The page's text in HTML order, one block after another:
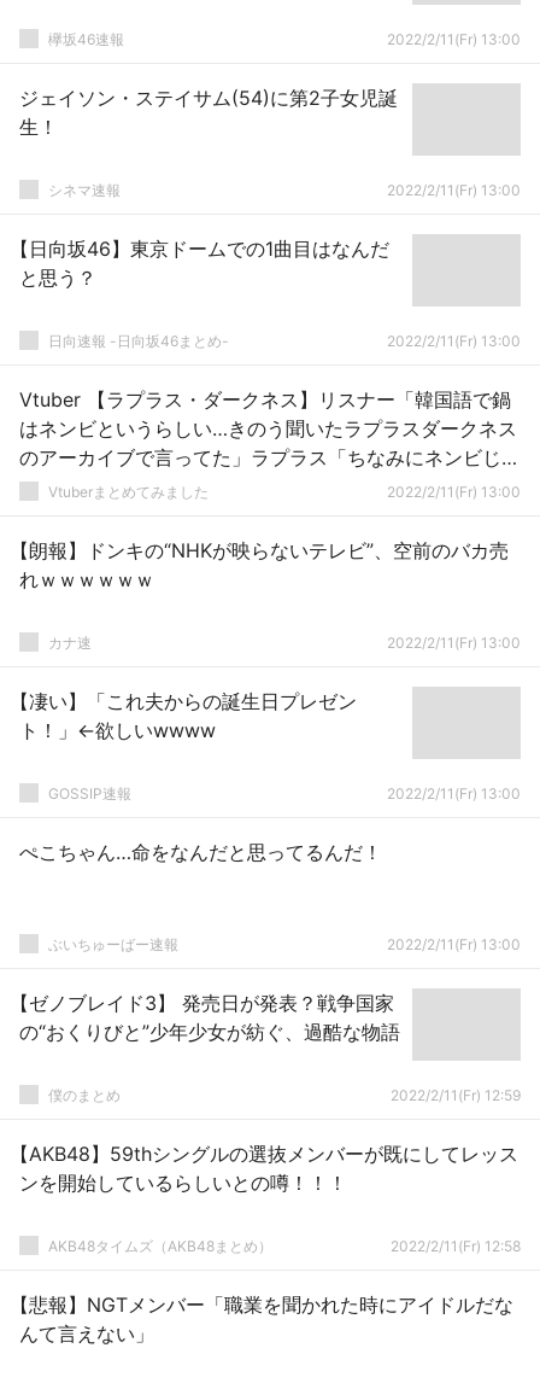
欅坂46速報 2022/2/11(Fr) 13:00
ジェイソン・ステイサム(54)に第2子女児誕
生！
シネマ速報 2022/2/11(Fr) 13:00
【日向坂46】東京ドームでの1曲目はなんだ
と思う？
日向速報 -日向坂46まとめ- 2022/2/11(Fr) 13:00
Vtuber 【ラプラス・ダークネス】リスナー「韓国語で鍋
はネンビというらしい…きのう聞いたラプラスダークネス
のアーカイブで言ってた」ラプラス「ちなみにネンビじゃ
なくて鍋料はチゲな」自ら蒸し返していく上に材料を追加
Vtuberまとめてみました 2022/2/11(Fr) 13:00
【朗報】ドンキの“NHKが映らないテレビ”、空前のバカ売
れｗｗｗｗｗｗ
カナ速 2022/2/11(Fr) 13:00
【凄い】「これ夫からの誕生日プレゼン
ト！」←欲しいwwww
GOSSIP速報 2022/2/11(Fr) 13:00
ぺこちゃん…命をなんだと思ってるんだ！
ぶいちゅーばー速報 2022/2/11(Fr) 13:00
【ゼノブレイド3】 発売日が発表？戦争国家
の“おくりびと”少年少女が紡ぐ、過酷な物語
僕のまとめ 2022/2/11(Fr) 12:59
【AKB48】59thシングルの選抜メンバーが既にしてレッス
ンを開始しているらしいとの噂！！！
AKB48タイムズ（AKB48まとめ） 2022/2/11(Fr) 12:58
【悲報】NGTメンバー「職業を聞かれた時にアイドルだな
んて言えない」